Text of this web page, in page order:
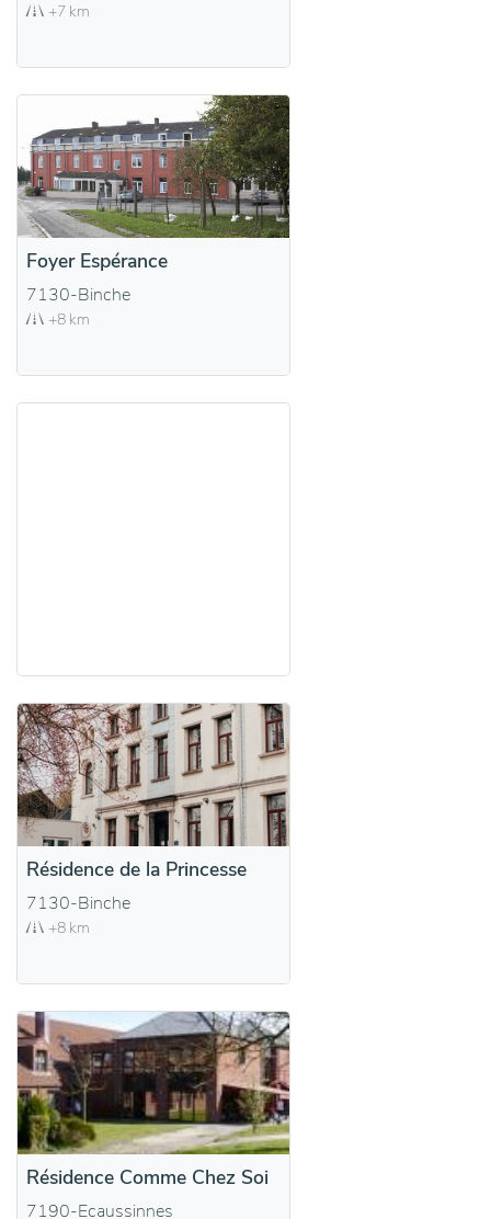
+7 km
Foyer Espérance
7130-Binche
+8 km
Résidence de la Princesse
7130-Binche
+8 km
Résidence Comme Chez Soi
7190-Ecaussinnes